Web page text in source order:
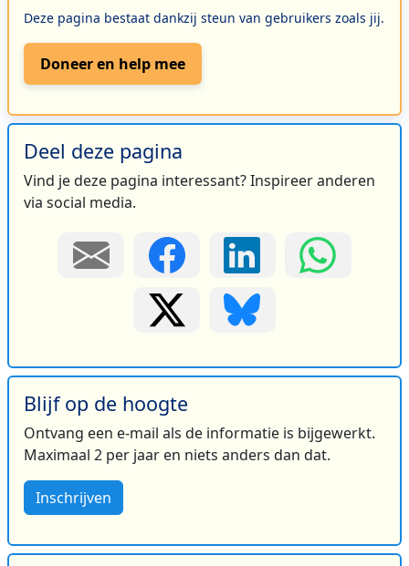
Deze pagina bestaat dankzij steun van gebruikers zoals jij.
Doneer en help mee
Deel deze pagina
Vind je deze pagina interessant? Inspireer anderen
via social media.
Blijf op de hoogte
Ontvang een e-mail als de informatie is bijgewerkt.
Maximaal 2 per jaar en niets anders dan dat.
Inschrijven